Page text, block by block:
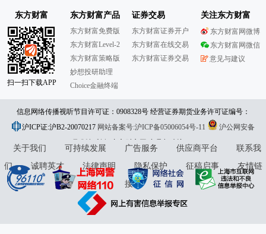
东方财富
扫一扫下载APP
东方财富产品
东方财富免费版
东方财富Level-2
东方财富策略版
妙想投研助理
Choice金融终端
证券交易
东方财富证券开户
东方财富在线交易
东方财富证券交易
关注东方财富
东方财富网微博
东方财富网微信
意见与建议
信息网络传播视听节目许可证：0908328号 经营证券期货业务许可证编号：
913101046312860336 违法和不良信息举报:021-61278686 举报邮箱：
jubao@eastmoney.com
沪ICP证:沪B2-20070217 网站备案号:沪ICP备05006054号-11
沪公网安备
31010402000120号版权所有:东方财富网意见与建议:4000300059/952500
关于我们 可持续发展 广告服务 供应商平台
联系我
们
诚聘英才 法律声明 隐私保护 征稿启事
友情链
接